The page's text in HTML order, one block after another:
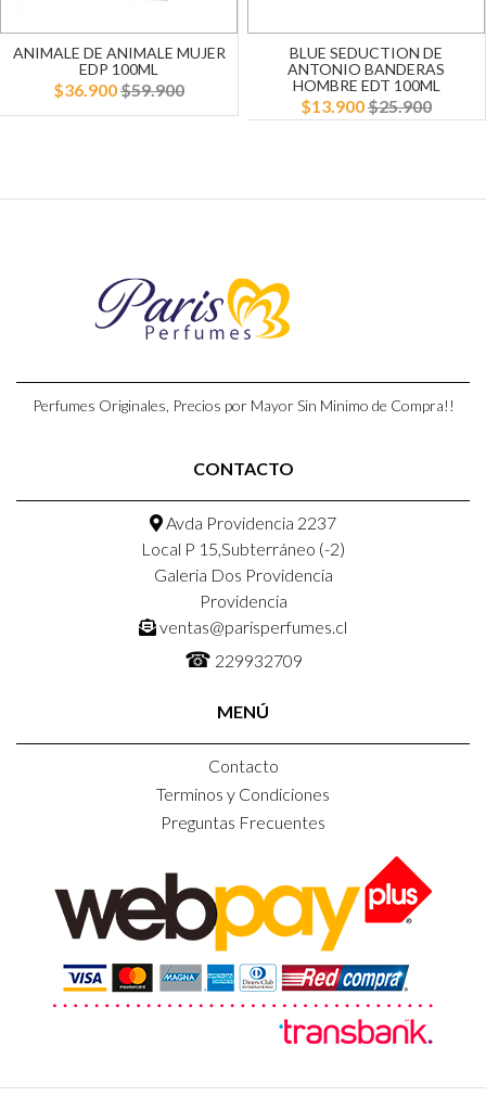
ANIMALE DE ANIMALE MUJER
EDP 100ML
$36.900$59.900
BLUE SEDUCTION DE
ANTONIO BANDERAS
HOMBRE EDT 100ML
$13.900$25.900
Perfumes Originales, Precios por Mayor Sin Minimo de Compra!!
CONTACTO
Avda Providencia 2237
Local P 15,Subterráneo (-2)
Galeria Dos Providencia
Providencia
ventas@parisperfumes.cl
☎ 229932709
MENÚ
Contacto
Terminos y Condiciones
Preguntas Frecuentes